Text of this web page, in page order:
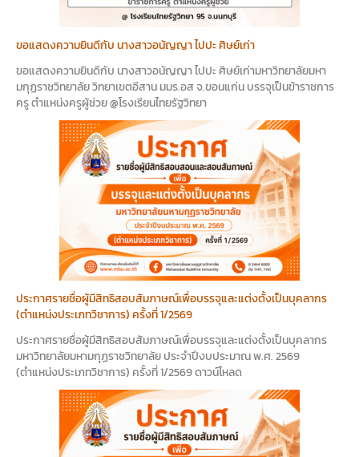
ขอแสดงความยินดีกับ นางสาวอนัญญา ไปปะ ศิษย์เก่า
ขอแสดงความยินดีกับ นางสาวอนัญญา ไปปะ ศิษย์เก่ามหาวิทยาลัยมหา
มกุฏราชวิทยาลัย วิทยาเขตอีสาน มมร.อส จ.ขอนแก่น บรรจุเป็นข้าราชการ
ครู ตำแหน่งครูผู้ช่วย @โรงเรียนไทยรัฐวิทยา
ประกาศรายชื่อผู้มีสิทธิสอบสัมภาษณ์เพื่อบรรจุและแต่งตั้งเป็นบุคลากร
(ตำแหน่งประเภทวิชาการ) ครั้งที่ 1/2569
ประกาศรายชื่อผู้มีสิทธิสอบสัมภาษณ์เพื่อบรรจุและแต่งตั้งเป็นบุคลากร
มหาวิทยาลัยมหามกุฏราชวิทยาลัย ประจำปีงบประมาณ พ.ศ. 2569
(ตำแหน่งประเภทวิชาการ) ครั้งที่ 1/2569 ดาวน์โหลด